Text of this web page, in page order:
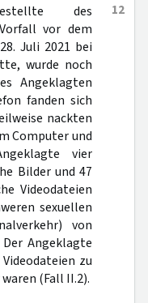
12
des
vor dem
Juli 2021 bei
wurde noch
Angeklagten
fanden sich
nackten
Computer und
vier
Bilder und 47
Videodateien
sexuellen
von
Angeklagte
zu
(Fall II.2).